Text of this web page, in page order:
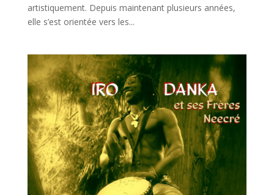
artistiquement. Depuis maintenant plusieurs années,
elle s’est orientée vers les...